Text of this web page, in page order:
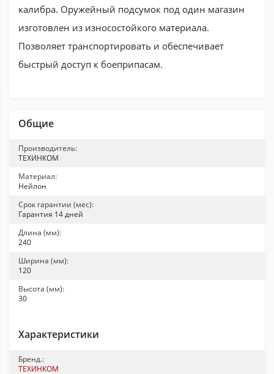
калибра. Оружейный подсумок под один магазин
изготовлен из износостойкого материала.
Позволяет транспортировать и обеспечивает
быстрый доступ к боеприпасам.
Общие
Производитель:
ТЕХИНКОМ
Материал:
Нейлон
Срок гарантии (мес):
Гарантия 14 дней
Длина (мм):
240
Ширина (мм):
120
Высота (мм):
30
Характеристики
Бренд.:
ТЕХИНКОМ